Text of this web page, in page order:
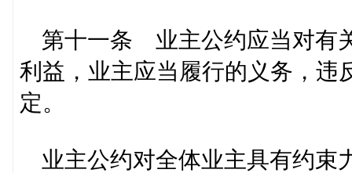
第十一条 业主公约应当对有
利益，业主应当履行的义务，违
定。
业主公约对全体业主具有约束